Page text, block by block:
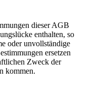
dieser AGB
enthalten, so
oder unvollständige
ersetzen
Zweck der
kommen.